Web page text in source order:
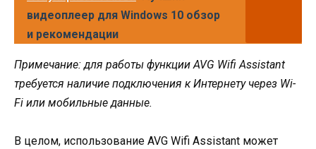
видеоплеер для Windows 10 обзор
и рекомендации
Примечание: для работы функции AVG Wifi Assistant
требуется наличие подключения к Интернету через Wi-
Fi или мобильные данные.
В целом, использование AVG Wifi Assistant может